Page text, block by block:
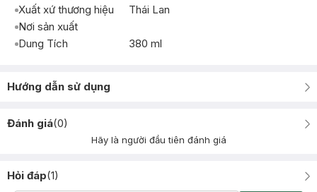
Xuất xứ thương hiệu
Thái Lan
Nơi sản xuất
Dung Tích
380 ml
Hướng dẫn sử dụng
Đánh giá(0)
Hãy là người đầu tiên đánh giá
Hỏi đáp(1)